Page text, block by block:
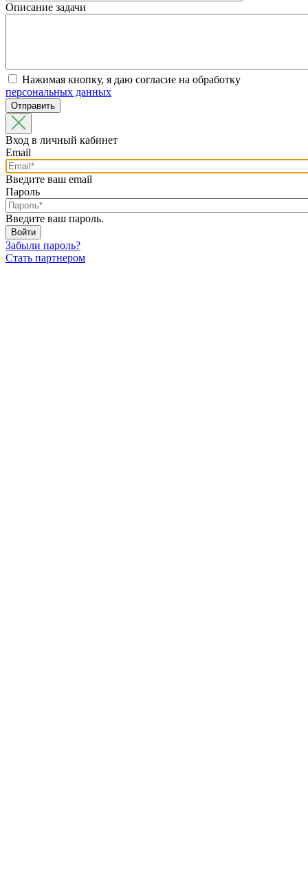
Описание задачи
Нажимая кнопку, я даю согласие на обработку
персональных данных
Вход в личный кабинет
Email
Введите ваш email
Пароль
Введите ваш пароль.
Забыли пароль?
Стать партнером